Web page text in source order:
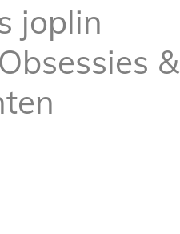
joplin
&